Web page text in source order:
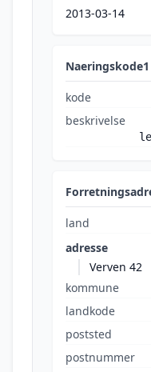
2013-03-14
Naeringskode1
kode
beskrivelse
land
adresse
Verven 42
kommune
landkode
poststed
postnummer